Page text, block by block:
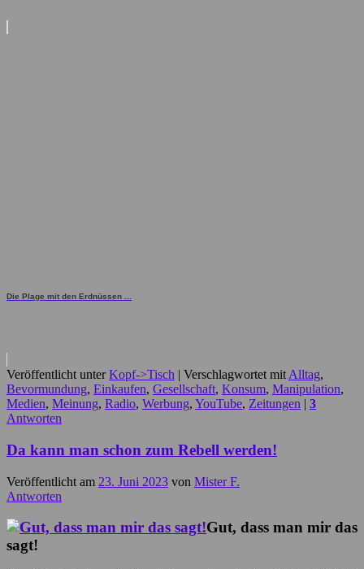
Die Plage mit den Erdnüssen ...
Veröffentlicht unter Kopf->Tisch | Verschlagwortet mit Alltag,
Bevormundung, Einkaufen, Gesellschaft, Konsum, Manipulation,
Medien, Meinung, Radio, Werbung, YouTube, Zeitungen | 3
Antworten
Da kann man schon zum Rebell werden!
Veröffentlicht am 23. Juni 2023 von Mister F.
Antworten
Gut, dass man mir das
sagt!